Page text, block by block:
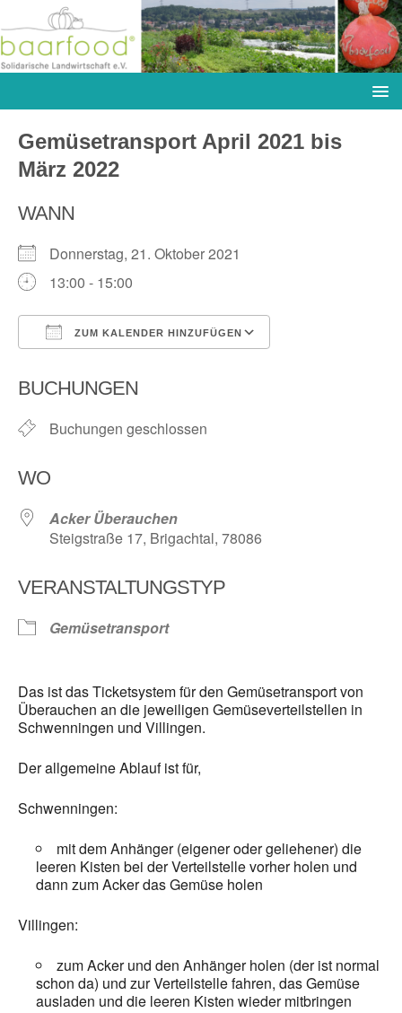
Gemüsetransport April 2021 bis
März 2022
WANN
Donnerstag, 21. Oktober 2021
13:00 - 15:00
ZUM KALENDER HINZUFÜGEN
BUCHUNGEN
Buchungen geschlossen
WO
Acker Überauchen
Steigstraße 17, Brigachtal, 78086
VERANSTALTUNGSTYP
Gemüsetransport
Das ist das Ticketsystem für den Gemüsetransport von
Überauchen an die jeweiligen Gemüseverteilstellen in
Schwenningen und Villingen.
Der allgemeine Ablauf ist für,
Schwenningen:
mit dem Anhänger (eigener oder geliehener) die
leeren Kisten bei der Verteilstelle vorher holen und
dann zum Acker das Gemüse holen
Villingen:
zum Acker und den Anhänger holen (der ist normal
schon da) und zur Verteilstelle fahren, das Gemüse
ausladen und die leeren Kisten wieder mitbringen